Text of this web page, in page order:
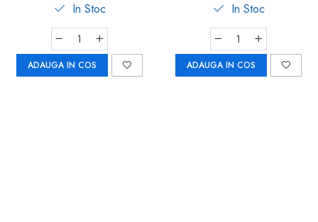
In Stoc
ADAUGA IN COS
In Stoc
ADAUGA IN COS